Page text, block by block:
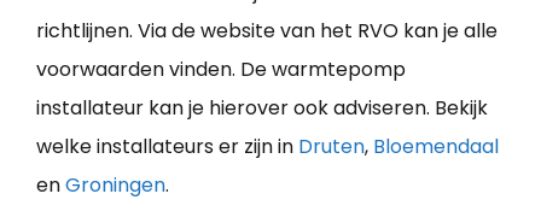
richtlijnen. Via de website van het RVO kan je alle
voorwaarden vinden. De warmtepomp
installateur kan je hierover ook adviseren. Bekijk
welke installateurs er zijn in Druten, Bloemendaal
enGroningen.